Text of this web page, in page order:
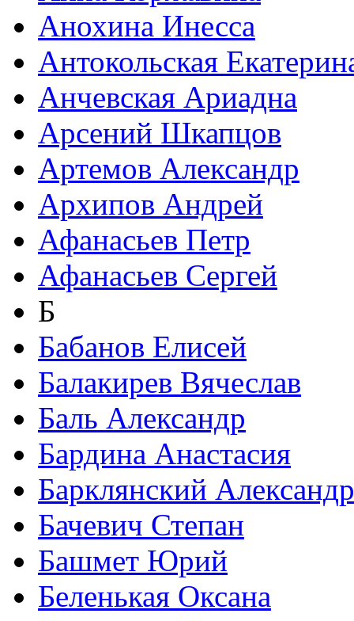
Анохина Инесса
Антокольская
Анчевская Ариадна
Арсений Шкапцов
Артемов Александр
Архипов Андрей
Афанасьев Петр
Афанасьев Сергей
Б
Бабанов Елисей
Балакирев Вячеслав
Баль Александр
Бардина Анастасия
Барклянский Александр
Бачевич Степан
Башмет Юрий
Беленькая Оксана